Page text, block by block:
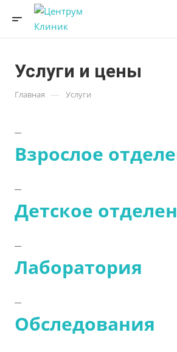
Услуги и цены
Главная — Услуги
Взрослое
Детское
Лаборатория
Обследования